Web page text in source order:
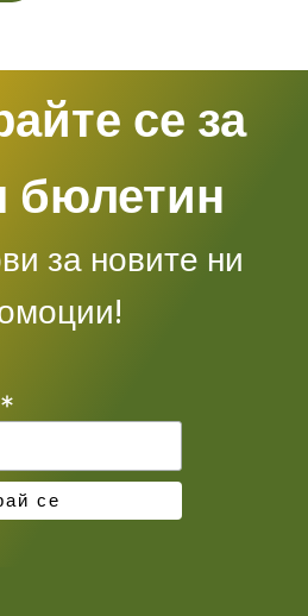
се за
бюлетин
за новите ни
*